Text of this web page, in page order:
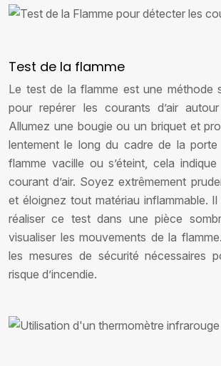
Test de la flamme
Le test de la flamme est une méthode
pour repérer les courants d’air
Allumez une bougie ou un briquet et
lentement le long du cadre de la
flamme vacille ou s’éteint, cela indique
courant d’air. Soyez extrêmement
et éloignez tout matériau inflammable.
réaliser ce test dans une pièce
visualiser les mouvements de la
les mesures de sécurité nécessaires
risque d’incendie.